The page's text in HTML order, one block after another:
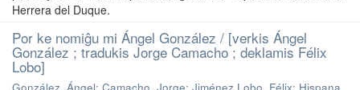
Herrera del Duque.
Por ke nomiĝu mi Ángel González / [verkis Ángel
González ; tradukis Jorge Camacho ; deklamis Félix
Lobo]
González, Ángel; Camacho, Jorge; Jiménez Lobo, Félix; Hispana